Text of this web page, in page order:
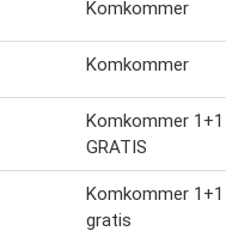
Komkommer
Komkommer
Komkommer 1+1
GRATIS
Komkommer 1+1
gratis